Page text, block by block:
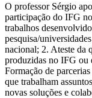
O professor Sérgio
participação do IFG
trabalhos
pesquisa/
nacional; 2. Ateste da
produzidas no IFG ou
Formação de
que trabalham
novas soluções e